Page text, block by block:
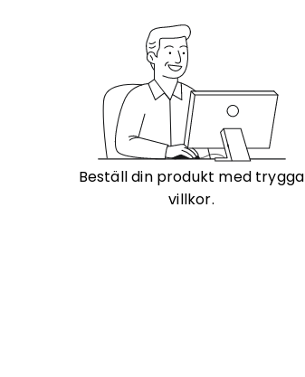
Beställ din produkt med trygga
villkor.